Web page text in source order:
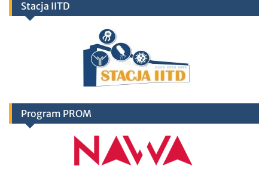
Stacja IITD
Program PROM